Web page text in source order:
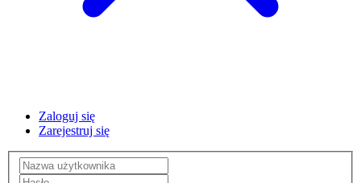
Zaloguj się
Zarejestruj się